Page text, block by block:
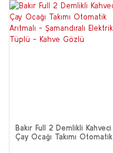
Bakır Full 2 Demlikli Kahveci
Çay Ocağı Takımı Otomatik